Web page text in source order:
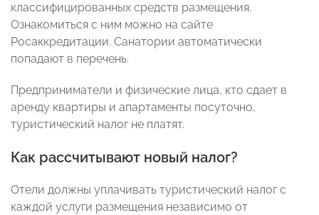
классифицированных средств размещения.
Ознакомиться с ним можно на сайте
Росаккредитации. Санатории автоматически
попадают в перечень.
Предприниматели и физические лица, кто сдает в
аренду квартиры и апартаменты посуточно,
туристический налог не платят.
Как рассчитывают новый налог?
Отели должны уплачивать туристический налог с
каждой услуги размещения независимо от